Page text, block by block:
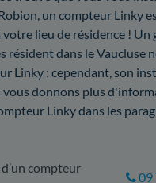
un compteur Linky
lieu de résidence ! Un
résident dans le Vaucluse
Linky : cependant, son
donnons plus
Linky dans les
compteur
09